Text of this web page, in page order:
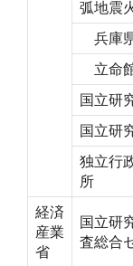
弧地震
兵庫
立命
国立研
国立研
独立行
所
経済
産業
省
国立研
査総合